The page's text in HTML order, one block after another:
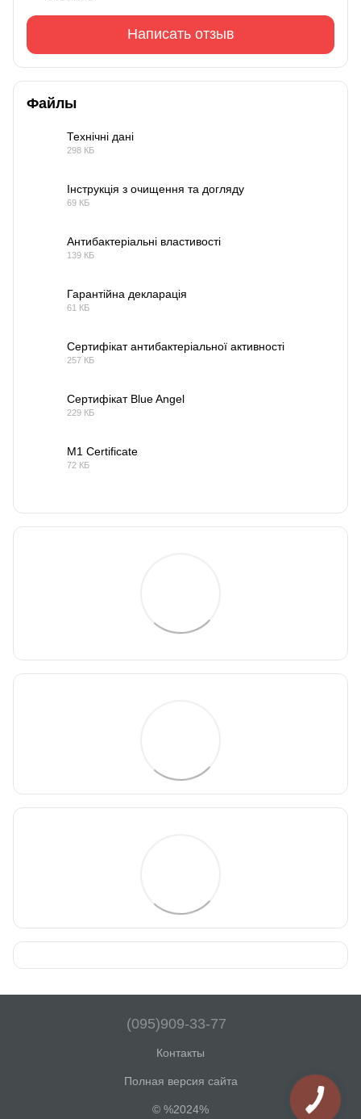
Написать отзыв
Файлы
Технічні дані
298 КБ
Інструкція з очищення та догляду
69 КБ
Антибактеріальні властивості
139 КБ
Гарантійна декларація
61 КБ
Сертифікат антибактеріальної активності
257 КБ
Сертифікат Blue Angel
229 КБ
M1 Certificate
72 КБ
(095)909-33-77
Контакты
Полная версия сайта
© %2024%